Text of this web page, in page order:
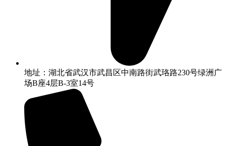
地址：湖北省武汉市武昌区中南路街武珞路230号绿洲广
场B座4层B-3室14号